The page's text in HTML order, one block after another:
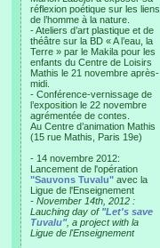
réflexion poétique sur les liens
de l’homme à la nature.
- Ateliers d’art plastique et de
théâtre sur la BD « A l’eau, la
Terre » par le Makila pour les
enfants du Centre de Loisirs
Mathis le 21 novembre après-
midi.
- Conférence-vernissage de
l’exposition le 22 novembre
agrémentée de contes.
Au Centre d’animation Mathis
(15 rue Mathis, Paris 19e)
- 14 novembre 2012:
Lancement de l'opération
"Sauvons Tuvalu" avec la
Ligue de l'Enseignement
- November 14th, 2012 :
Lauching day of "Let's save
Tuvalu", a project with la
Ligue de l'Enseignement